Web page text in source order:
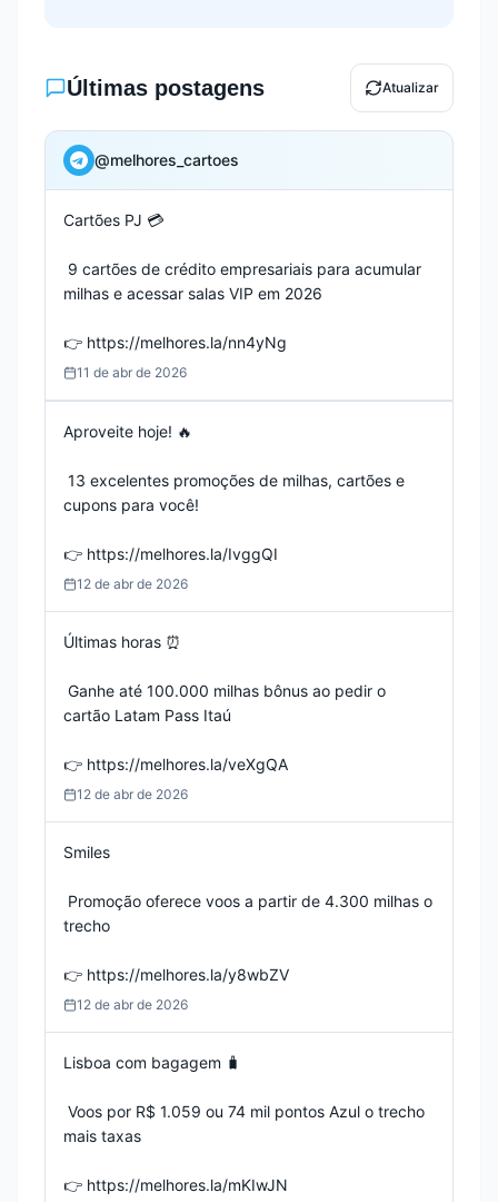
Últimas postagens Atualizar
@melhores_cartoes
Cartões PJ 💳
milhas e acessar salas VIP em 2026
👉 https://melhores.la/nn4yNg
11 de abr de 2026
Aproveite hoje! 🔥
cupons para você!
👉 https://melhores.la/IvggQI
12 de abr de 2026
Últimas horas ⏰
cartão Latam Pass Itaú
👉 https://melhores.la/veXgQA
12 de abr de 2026
Smiles
trecho
👉 https://melhores.la/y8wbZV
12 de abr de 2026
Lisboa com bagagem 🧳
mais taxas
👉 https://melhores.la/mKIwJN